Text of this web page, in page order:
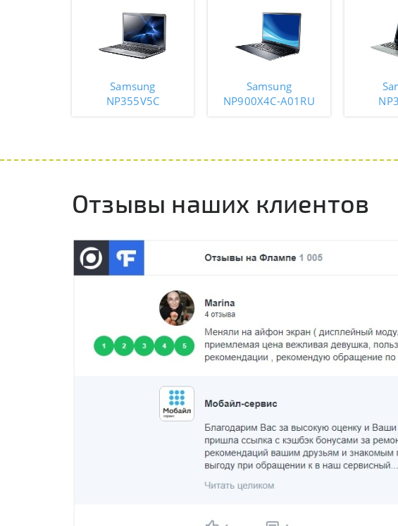
Samsung
NP355V5C
Samsung
NP900X4C-A01RU
Отзывы наших клиентов